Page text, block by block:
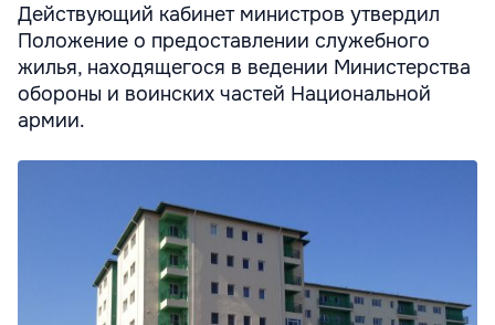
Действующий кабинет министров утвердил
Положение о предоставлении служебного
жилья, находящегося в ведении Министерства
обороны и воинских частей Национальной
армии.